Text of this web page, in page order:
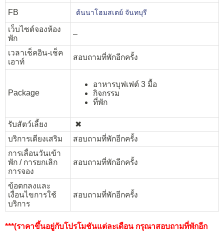
FB ต้นนาโฮมสเตย์ จันทบุรี
เว็บไซต์จองห้อง
พัก
–
เวลาเช็คอิน-เช็ค
เอาท์
สอบถามที่พักอีกครั้ง
Package
อาหารบุฟเฟต์ 3 มื้อ
กิจกรรม
ที่พัก
รับสัตว์เลี้ยง
✖︎
บริการเตียงเสริม
สอบถามที่พักอีกครั้ง
การเลื่อนวันเข้า
พัก / การยกเลิก
การจอง
สอบถามที่พักอีกครั้ง
ข้อตกลงและ
เงื่อนไขการใช้
บริการ
สอบถามที่พักอีกครั้ง
***(ราคาขึ้นอยู่กับโปรโมชันแต่ละเดือน กรุณาสอบถามที่พักอีก